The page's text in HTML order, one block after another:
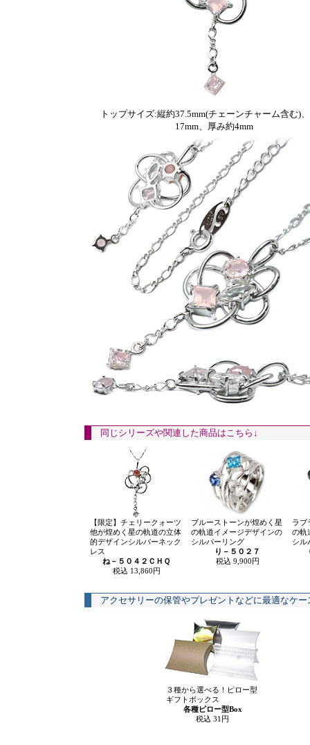
トップサイズ:縦約37.5mm(チェーンチャーム含む)
17mm、厚み約4mm
同じシリーズや関連した商品はこちら↓
【限定】チェリークォーツ
他が煌めく星の軌道の立体
的デザインシルバーネック
レス
ね－５０４２ＣＨＱ
税込 13,860円
ブルーストーンが煌めく星
の軌道イメージデザインの
シルバーリング
り－５０２７
税込 9,900円
ラブ
の軌
シル
アクセサリーの保管やプレゼントなどに最適なケ
３種から選べる！ピロー型
ギフトボックス
各種ピロー型Box
税込 31円